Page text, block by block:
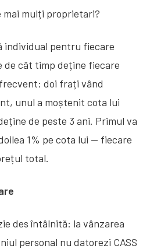
mai mulți proprietari?
individual pentru fiecare
cât timp deține fiecare
doi frați vând
unul a moștenit cota lui
de peste 3 ani. Primul va
1% pe cota lui — fiecare
total.
des întâlnită: la vânzarea
personal nu datorezi CASS